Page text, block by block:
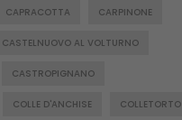
CAPRACOTTA CARPINONE
CASTELNUOVO AL VOLTURNO
CASTROPIGNANO
COLLE D'ANCHISE COLLETORTO